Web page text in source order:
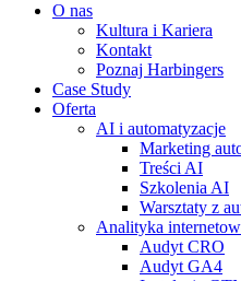
O nas
Kultura i Kariera
Kontakt
Poznaj Harbingers
Case Study
Oferta
AI i automatyzacje
Marketing
Treści AI
Szkolenia AI
Warsztaty z
Analityka
Audyt CRO
Audyt GA4